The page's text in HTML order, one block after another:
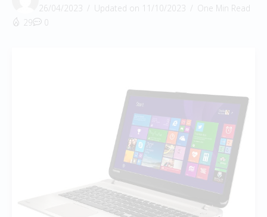
26/04/2023
Updated on 11/10/2023
One Min Read
29
0